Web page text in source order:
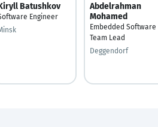
Batushkov
Engineer
Abdelrahman
Mohamed
Embedded Software
Team Lead
Deggendorf